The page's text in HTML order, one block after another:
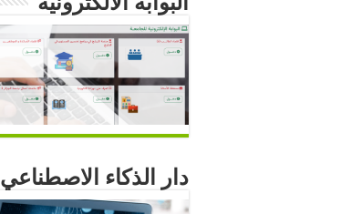
دار الذكاء الاصطناعي